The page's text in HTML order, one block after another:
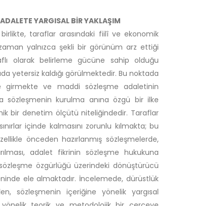
YARGISAL BİR YAKLAŞIM
taraflar arasındaki fiilî ve ekonomik
yalnızca şekli bir görünüm arz ettiği
olarak belirleme gücüne sahip olduğu
yetersiz kaldığı görülmektedir. Bu noktada
girmekte ve maddi sözleşme adaletinin
sözleşmenin kurulma anına özgü bir ilke
bir denetim ölçütü niteliğindedir. Taraflar
içinde kalmasını zorunlu kılmakta; bu
önceden hazırlanmış sözleşmelerde,
adalet fikrinin sözleşme hukukuna
sözleşme özgürlüğü üzerindeki dönüştürücü
ele almaktadır. İncelemede, dürüstlük
sözleşmenin içeriğine yönelik yargısal